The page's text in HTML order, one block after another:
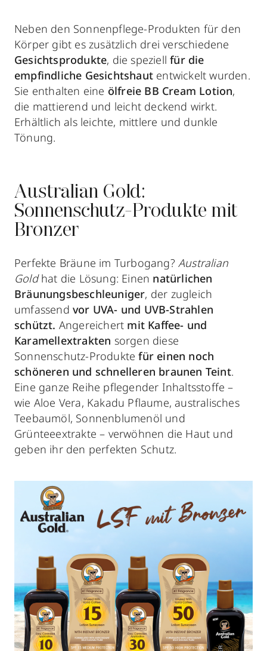
Neben den Sonnenpflege-Produkten für den
Körper gibt es zusätzlich drei verschiedene
Gesichtsprodukte, die speziellfür die
empfindliche Gesichtshaut entwickelt wurden.
Sie enthalten eine ölfreie BB Cream Lotion,
die mattierend und leicht deckend wirkt.
Erhältlich als leichte, mittlere und dunkle
Tönung.
Australian Gold:
Sonnenschutz-Produkte mit
Bronzer
Perfekte Bräune im Turbogang? Australian
Goldhat die Lösung: Einen natürlichen
Bräunungsbeschleuniger, der zugleich
umfassend vor UVA- und UVB-Strahlen
schützt. Angereichert mit Kaffee- und
Karamellextrakten sorgen diese
Sonnenschutz-Produktefür einen noch
schöneren und schnelleren braunen Teint.
Eine ganze Reihe pflegender Inhaltsstoffe –
wie Aloe Vera, Kakadu Pflaume, australisches
Teebaumöl, Sonnenblumenöl und
Grünteeextrakte – verwöhnen die Haut und
geben ihr den perfekten Schutz.